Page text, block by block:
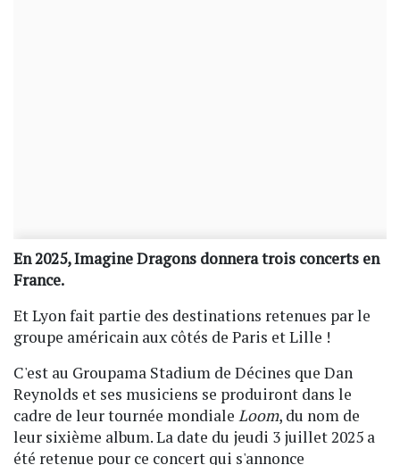
En 2025, Imagine Dragons donnera trois concerts en
France.
Et Lyon fait partie des destinations retenues par le
groupe américain aux côtés de Paris et Lille !
C'est au Groupama Stadium de Décines que Dan
Reynolds et ses musiciens se produiront dans le
cadre de leur tournée mondiale Loom, du nom de
leur sixième album. La date du jeudi 3 juillet 2025 a
été retenue pour ce concert qui s'annonce